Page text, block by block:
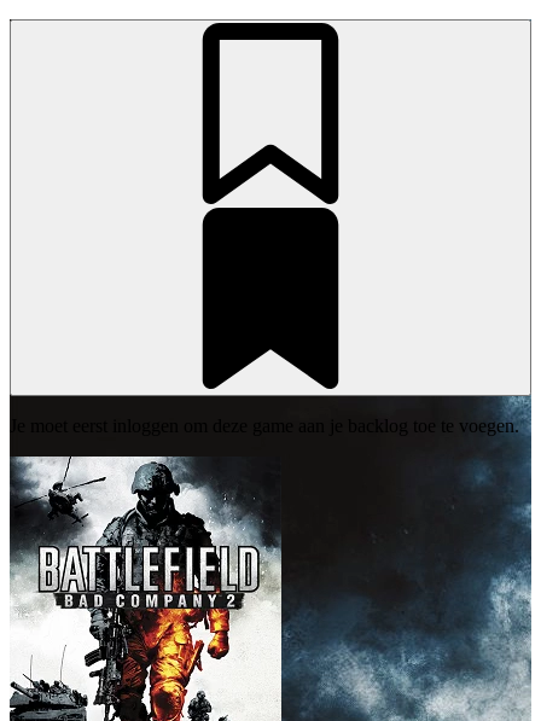
Je moet eerst inloggen om deze game aan je backlog toe te voegen.